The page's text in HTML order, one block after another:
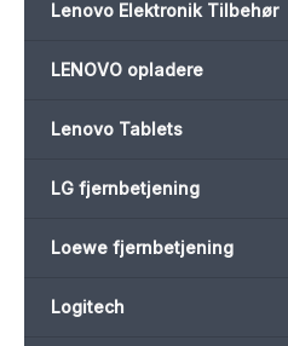
Lenovo Elektronik Tilbehør
LENOVO opladere
Lenovo Tablets
LG fjernbetjening
Loewe fjernbetjening
Logitech